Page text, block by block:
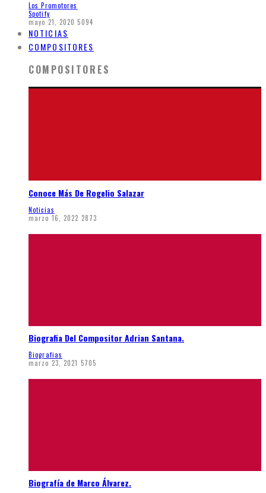
Los Promotores
Spotify
mayo 21, 2020 5094
NOTICIAS
COMPOSITORES
COMPOSITORES
Conoce Más De Rogelio Salazar
Noticias
marzo 16, 2022 2873
Biografia Del Compositor Adrian Santana.
Biografias
marzo 23, 2021 5705
Biografía de Marco Álvarez.